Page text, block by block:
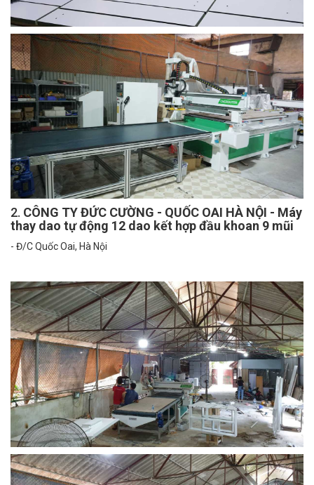
2. CÔNG TY ĐỨC CƯỜNG - QUỐC OAI HÀ NỘI - Máy
thay dao tự động 12 dao kết hợp đầu khoan 9 mũi
- Đ/C Quốc Oai, Hà Nội